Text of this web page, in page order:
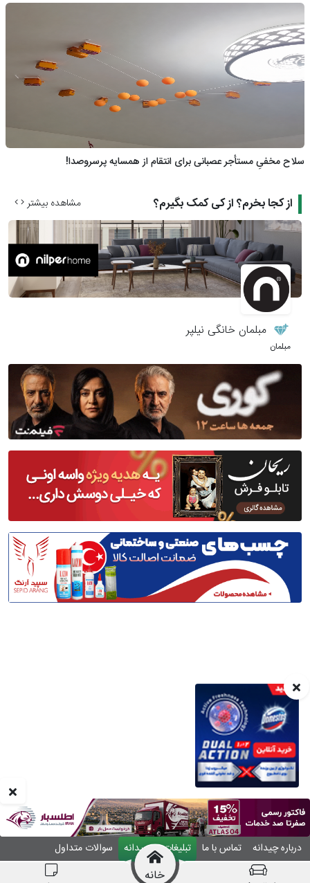
خانه
سلاح مخفیِ مستأجر عصبانی برای انتقام از همسایه پرسر‌وصدا!
از کجا بخرم؟ از کی کمک بگیرم؟ مشاهده بیشتر
مبلمان خانگی نیلپر
مبلمان
درباره چیدانه تماس با ما تبلیغات در چیدانه
سوالات متداول
ورود